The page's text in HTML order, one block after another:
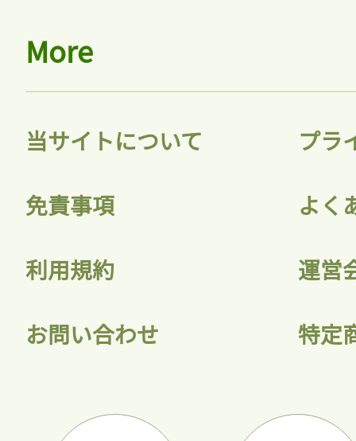
More
当サイトについて プラ
免責事項 よく
利用規約 運営
お問い合わせ 特定